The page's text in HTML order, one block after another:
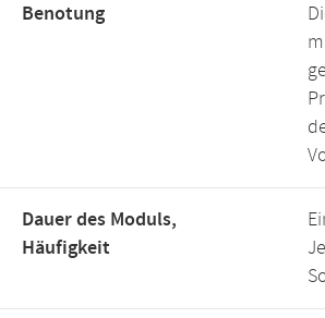
Benotung
Dauer des Moduls,
Häufigkeit